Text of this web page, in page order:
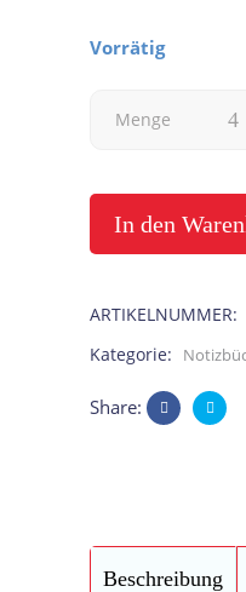
Vorrätig
Wiesenschafler
Beruf
Menge
In den
ARTIKELNUMMER:
Kategorie:
Share:
Beschreibung